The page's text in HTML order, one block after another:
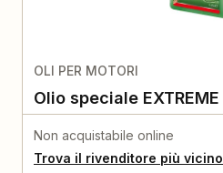
OLI PER MOTORI
Olio speciale EXTREME
Non acquistabile online
Trova il rivenditore più vicino